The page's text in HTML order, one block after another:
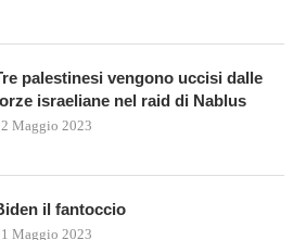
palestinesi vengono uccisi dalle
israeliane nel raid di Nablus
Maggio 2023
il fantoccio
Maggio 2023